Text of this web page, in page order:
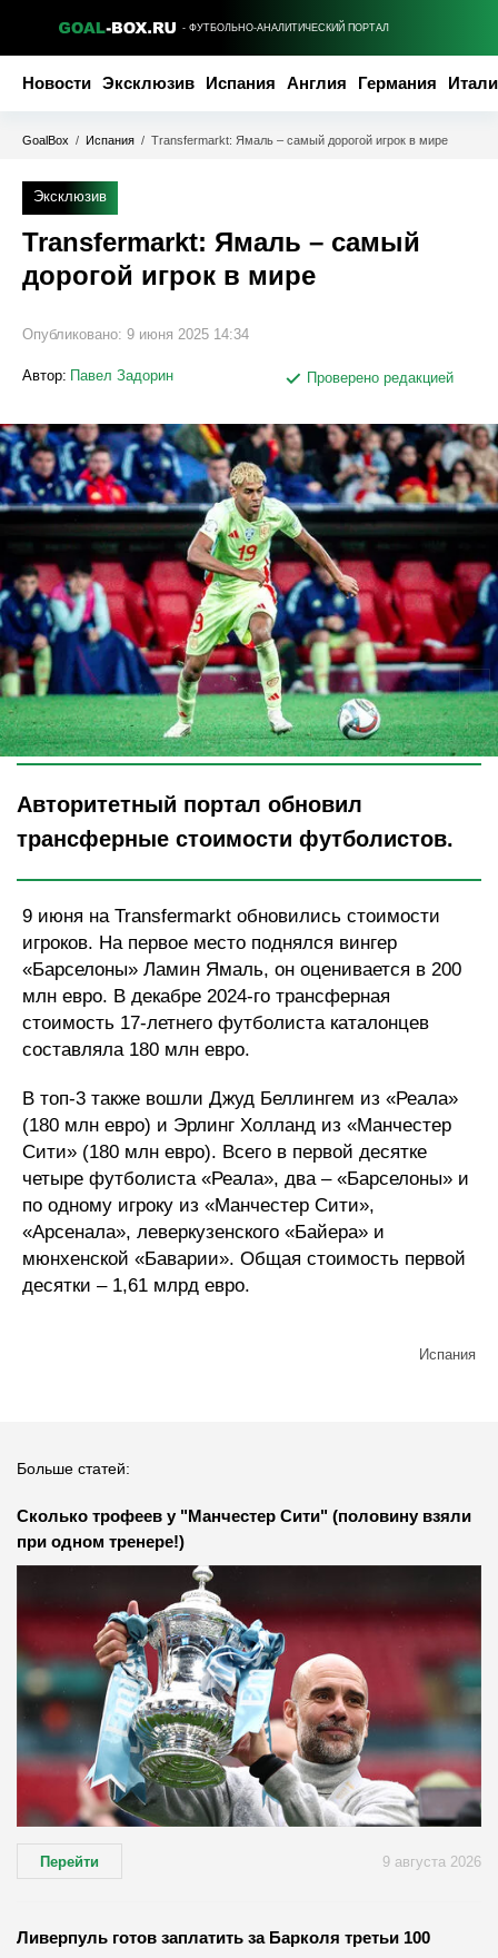
- ФУТБОЛЬНО-АНАЛИТИЧЕСКИЙ ПОРТАЛ
Новости Эксклюзив Испания Англия Германия
GoalBox / Испания / Transfermarkt: Ямаль – самый дорогой игрок в мире
Эксклюзив
Transfermarkt: Ямаль – самый
дорогой игрок в мире
Опубликовано: 9 июня 2025 14:34
Автор: Павел Задорин Проверено редакцией
Legion-Media
Авторитетный портал обновил
трансферные стоимости футболистов.
9 июня на Transfermarkt обновились стоимости
игроков. На первое место поднялся вингер
«Барселоны» Ламин Ямаль, он оценивается в 200
млн евро. В декабре 2024-го трансферная
стоимость 17-летнего футболиста каталонцев
составляла 180 млн евро.
В топ-3 также вошли Джуд Беллингем из «Реала»
(180 млн евро) и Эрлинг Холланд из «Манчестер
Сити» (180 млн евро). Всего в первой десятке
четыре футболиста «Реала», два – «Барселоны» и
по одному игроку из «Манчестер Сити»,
«Арсенала», леверкузенского «Байера» и
мюнхенской «Баварии». Общая стоимость первой
десятки – 1,61 млрд евро.
Испания
Больше статей:
Сколько трофеев у "Манчестер Сити" (половину взяли
при одном тренере!)
Перейти 9 августа 2026
Ливерпуль готов заплатить за Барколя третьи 100